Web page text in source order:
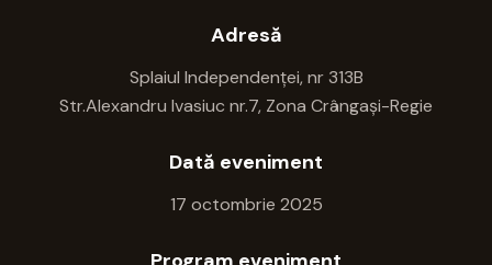
Adresă
Splaiul Independenței, nr 313B
Str.Alexandru Ivasiuc nr.7, Zona Crângași-Regie
Dată eveniment
17 octombrie 2025